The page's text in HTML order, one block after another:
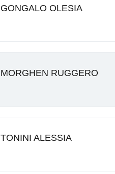
GONGALO OLESIA
MORGHEN RUGGERO
TONINI ALESSIA